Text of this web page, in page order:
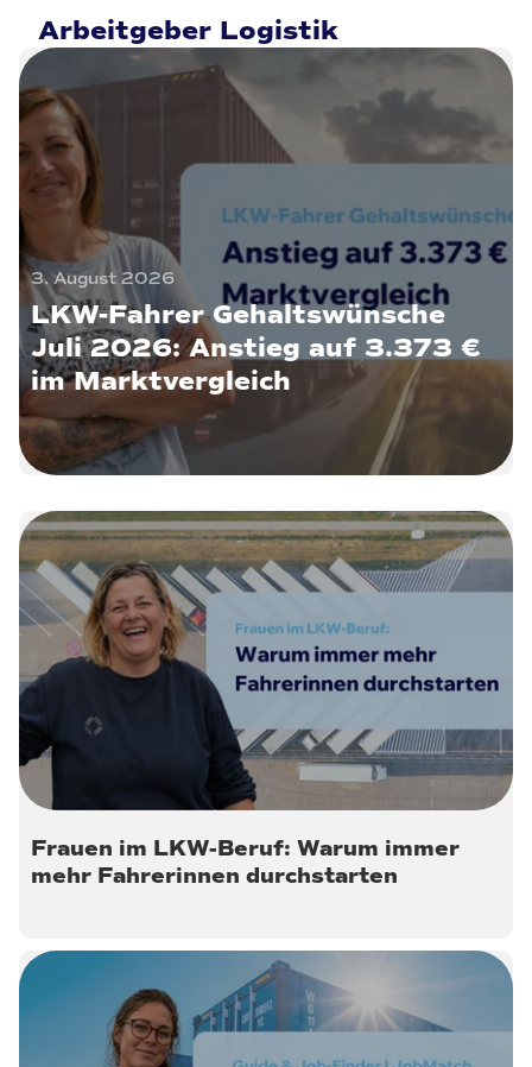
Arbeitgeber Logistik
3. August 2026
LKW-Fahrer Gehaltswünsche
Juli 2026: Anstieg auf 3.373 €
im Marktvergleich
22. Juli 2026
Frauen im LKW-Beruf: Warum immer
mehr Fahrerinnen durchstarten